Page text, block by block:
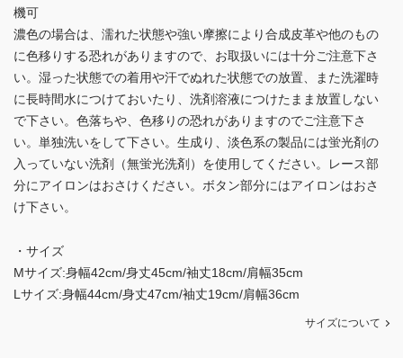
機可
濃色の場合は、濡れた状態や強い摩擦により合成皮革や他のもの
に色移りする恐れがありますので、お取扱いには十分ご注意下さ
い。湿った状態での着用や汗でぬれた状態での放置、また洗濯時
に長時間水につけておいたり、洗剤溶液につけたまま放置しない
で下さい。色落ちや、色移りの恐れがありますのでご注意下さ
い。単独洗いをして下さい。生成り、淡色系の製品には蛍光剤の
入っていない洗剤（無蛍光洗剤）を使用してください。レース部
分にアイロンはおさけください。ボタン部分にはアイロンはおさ
け下さい。
・サイズ
Mサイズ:身幅42cm/身丈45cm/袖丈18cm/肩幅35cm
Lサイズ:身幅44cm/身丈47cm/袖丈19cm/肩幅36cm
サイズについて